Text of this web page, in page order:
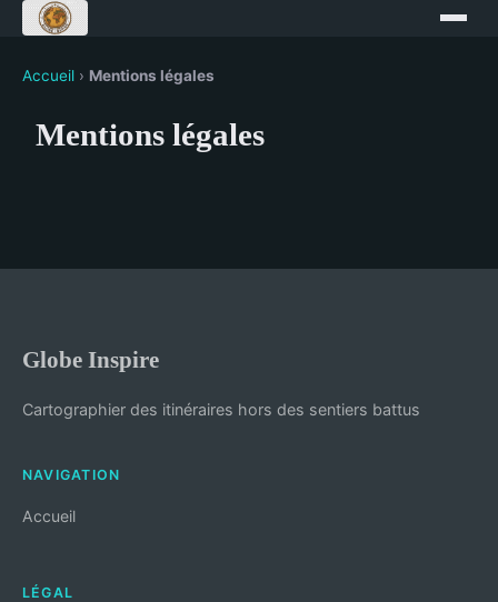
Accueil › Mentions légales
Mentions légales
Globe Inspire
Cartographier des itinéraires hors des sentiers battus
NAVIGATION
Accueil
LÉGAL